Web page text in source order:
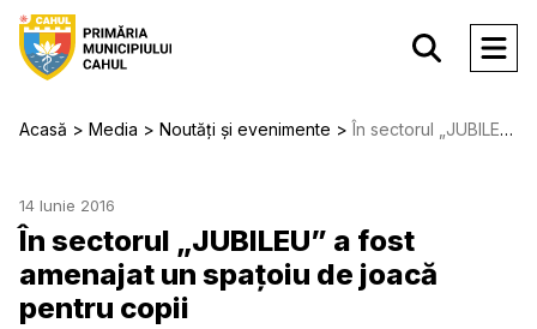
Acasă Media Noutăți și evenimente În sectorul „JUBILEU” a fost amenajat un spațoiu de joacă pentru copii
14 Iunie 2016
În sectorul „JUBILEU” a fost
amenajat un spațoiu de joacă
pentru copii